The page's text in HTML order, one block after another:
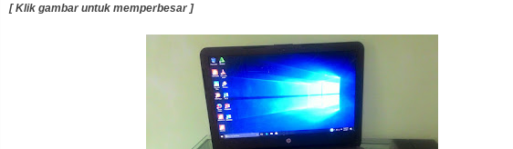
[ Klik gambar untuk memperbesar ]